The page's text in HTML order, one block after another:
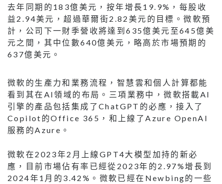
去年同期的183億美元，按年增長19.9%，每股收
益2.94美元，超過華爾街2.82美元的目標。微軟預
計，公司下一財季營收將達到635億美元至645億美
元之間，其中位數640億美元，略高於市場預期的
637億美元。
微軟的生產力和業務流程，智慧雲和個人計算都能
看到其在AI領域的布局。三項業務中，微軟搭載AI
引擎的產品包括集成了ChatGPT的必應，接入了
Copilot的Office 365，和上線了Azure OpenAI
服務的Azure。
微軟在2023年2月上線GPT4大模型加持的新必
應，目前市場佔有率已經從2023年的2.97%增長到
2024年1月的3.42%。微軟已經在Newbing的一些